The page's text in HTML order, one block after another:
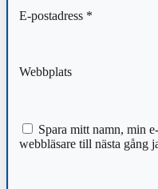
E-postadress *
Webbplats
Spara mitt namn, min
webbläsare till nästa gång